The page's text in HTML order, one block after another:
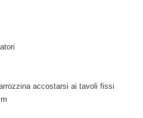
accostarsi ai tavoli fissi